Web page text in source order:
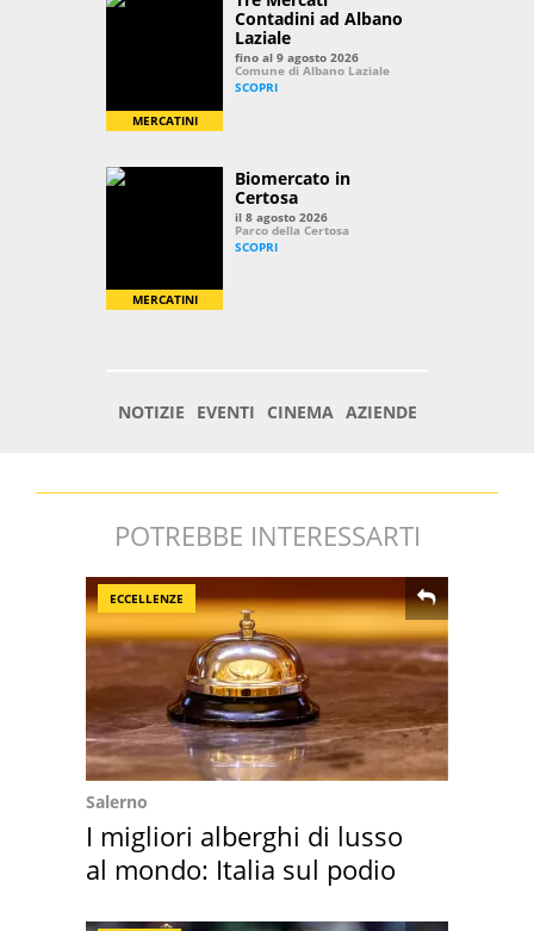
POTREBBE INTERESSARTI
ECCELLENZE
Salerno
I migliori alberghi di lusso
al mondo: Italia sul podio